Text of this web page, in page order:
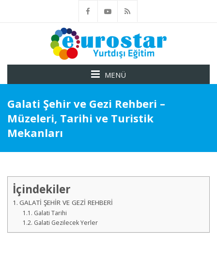
MENÜ
Galati Şehir ve Gezi Rehberi –
Müzeleri, Tarihi ve Turistik
Mekanları
İçindekiler
GALATİ ŞEHİR VE GEZİ REHBERİ
Galati Tarihi
Galati Gezilecek Yerler